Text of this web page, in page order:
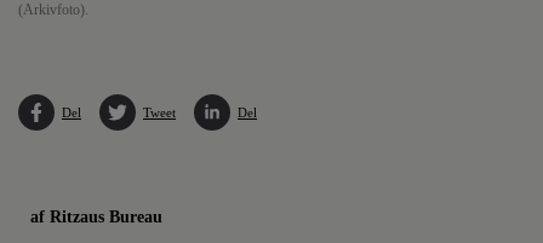
(Arkivfoto).
Del Tweet Del
af Ritzaus Bureau